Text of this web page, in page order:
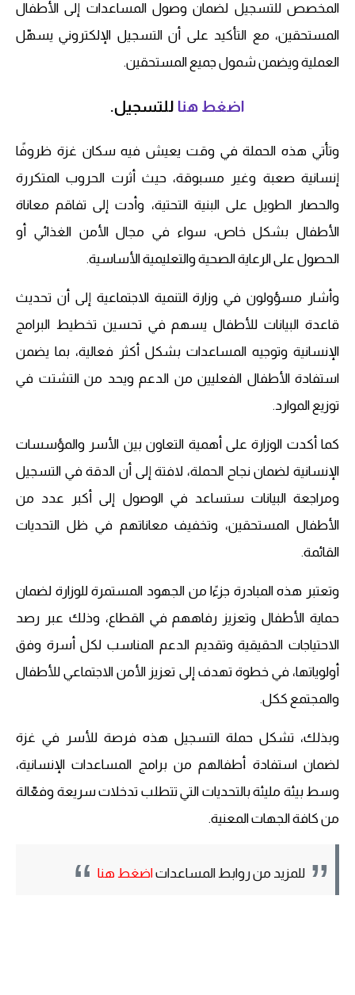
المخصص للتسجيل لضمان وصول المساعدات إلى الأطفال
المستحقين، مع التأكيد على أن التسجيل الإلكتروني يسهّل
العملية ويضمن شمول جميع المستحقين.
اضغط هنا للتسجيل.
وتأتي هذه الحملة في وقت يعيش فيه سكان غزة ظروفًا
إنسانية صعبة وغير مسبوقة، حيث أثرت الحروب المتكررة
والحصار الطويل على البنية التحتية، وأدت إلى تفاقم معاناة
الأطفال بشكل خاص، سواء في مجال الأمن الغذائي أو
الحصول على الرعاية الصحية والتعليمية الأساسية.
وأشار مسؤولون في وزارة التنمية الاجتماعية إلى أن تحديث
قاعدة البيانات للأطفال يسهم في تحسين تخطيط البرامج
الإنسانية وتوجيه المساعدات بشكل أكثر فعالية، بما يضمن
استفادة الأطفال الفعليين من الدعم ويحد من التشتت في
توزيع الموارد.
كما أكدت الوزارة على أهمية التعاون بين الأسر والمؤسسات
الإنسانية لضمان نجاح الحملة، لافتة إلى أن الدقة في التسجيل
ومراجعة البيانات ستساعد في الوصول إلى أكبر عدد من
الأطفال المستحقين، وتخفيف معاناتهم في ظل التحديات
القائمة.
وتعتبر هذه المبادرة جزءًا من الجهود المستمرة للوزارة لضمان
حماية الأطفال وتعزيز رفاههم في القطاع، وذلك عبر رصد
الاحتياجات الحقيقية وتقديم الدعم المناسب لكل أسرة وفق
أولوياتها، في خطوة تهدف إلى تعزيز الأمن الاجتماعي للأطفال
والمجتمع ككل.
وبذلك، تشكل حملة التسجيل هذه فرصة للأسر في غزة
لضمان استفادة أطفالهم من برامج المساعدات الإنسانية،
وسط بيئة مليئة بالتحديات التي تتطلب تدخلات سريعة وفعّالة
من كافة الجهات المعنية.
للمزيد من روابط المساعدات اضغط هنا